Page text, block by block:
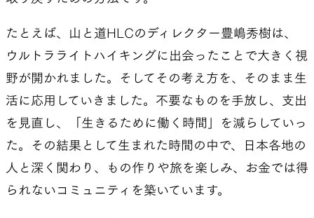
たとえば、山と道HLCのディレクター豊嶋秀樹は、
ウルトラライトハイキングに出会ったことで大きく視
野が開かれました。そしてその考え方を、そのまま生
活に応用していきました。不要なものを手放し、支出
を見直し、「生きるために働く時間」を減らしていっ
た。その結果として生まれた時間の中で、日本各地の
人と深く関わり、もの作りや旅を楽しみ、お金では得
られないコミュニティを築いています。